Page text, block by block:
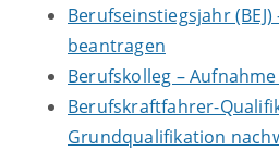
Berufseinstiegsjahr
beantragen
Berufskolleg –
Berufskraftfahrer-
Grundqualifikation